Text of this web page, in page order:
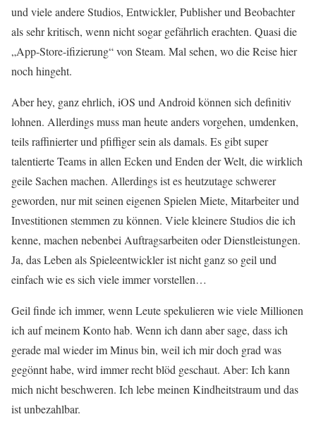
und viele andere Studios, Entwickler, Publisher und Beobachter
als sehr kritisch, wenn nicht sogar gefährlich erachten. Quasi die
„App-Store-ifizierung“ von Steam. Mal sehen, wo die Reise hier
noch hingeht.
Aber hey, ganz ehrlich, iOS und Android können sich definitiv
lohnen. Allerdings muss man heute anders vorgehen, umdenken,
teils raffinierter und pfiffiger sein als damals. Es gibt super
talentierte Teams in allen Ecken und Enden der Welt, die wirklich
geile Sachen machen. Allerdings ist es heutzutage schwerer
geworden, nur mit seinen eigenen Spielen Miete, Mitarbeiter und
Investitionen stemmen zu können. Viele kleinere Studios die ich
kenne, machen nebenbei Auftragsarbeiten oder Dienstleistungen.
Ja, das Leben als Spieleentwickler ist nicht ganz so geil und
einfach wie es sich viele immer vorstellen…
Geil finde ich immer, wenn Leute spekulieren wie viele Millionen
ich auf meinem Konto hab. Wenn ich dann aber sage, dass ich
gerade mal wieder im Minus bin, weil ich mir doch grad was
gegönnt habe, wird immer recht blöd geschaut. Aber: Ich kann
mich nicht beschweren. Ich lebe meinen Kindheitstraum und das
ist unbezahlbar.